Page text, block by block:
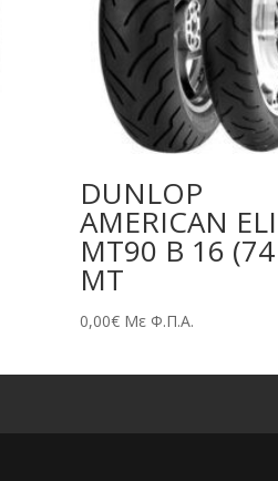
DUNLOP
AMERICAN
MT90 B 16
MT
0,00€ Με Φ.Π.Α.